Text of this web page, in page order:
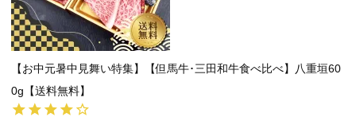
【お中元暑中見舞い特集】【但馬牛･三田和牛食べ比べ】八重垣60
0g【送料無料】